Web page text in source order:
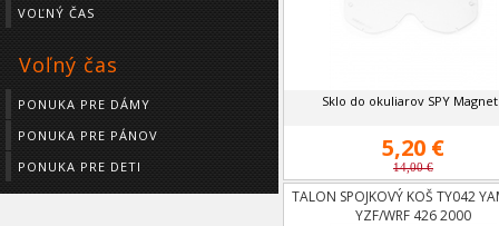
VOĽNÝ ČAS
Voľný čas
PONUKA PRE DÁMY
PONUKA PRE PÁNOV
PONUKA PRE DETI
Sklo do okuliarov SPY
5,20 €
14,00 €
TALON SPOJKOVÝ KOŠ TY042
YZF/WRF 426 2000